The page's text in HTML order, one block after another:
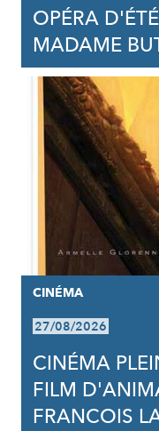
OPÉRA
MADAME
CINÉMA
27/08/2026
CINÉMA
FILM
FRANCOIS